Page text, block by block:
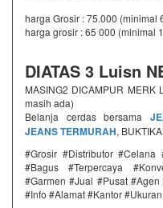
harga Grosir : 75.000 (minimal
harga grosir : 65 000 (minimal
DIATAS 3 Luisn
MASING2 DICAMPUR
masih ada)
Belanja cerdas bersama
JEANS TERMURAH,
#Grosir #Distributor #Celana
#Bagus #Terpercaya
#Garmen #Jual #Pusat
#Info #Alamat #Kantor #Ukuran